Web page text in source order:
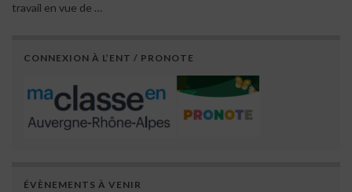
travail en vue de …
CONNEXION À L’ENT / PRONOTE
ÉVÈNEMENTS À VENIR